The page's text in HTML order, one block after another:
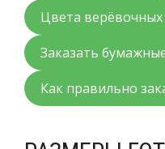
Цвета верёвочных
Заказать
Как правильно